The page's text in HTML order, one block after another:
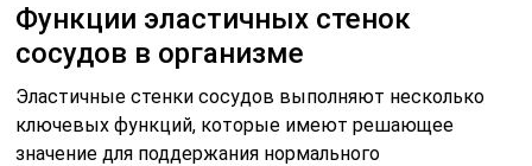
Функции эластичных стенок
сосудов в организме
Эластичные стенки сосудов выполняют несколько
ключевых функций, которые имеют решающее
значение для поддержания нормального